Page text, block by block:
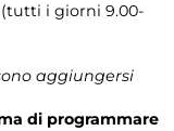
i giorni 9.00-
aggiungersi
di programmare